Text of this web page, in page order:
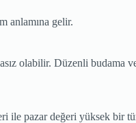
anlamına gelir.
olabilir. Düzenli budama
ile pazar değeri yüksek bir